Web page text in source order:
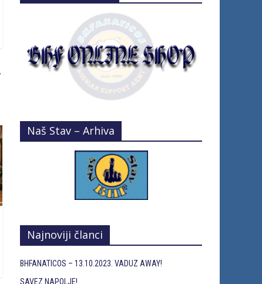
Naš Stav – Arhiva
Najnoviji članci
BHFANATICOS – 13.10.2023. VADUZ AWAY!
SAVEZ NAPOLJE!